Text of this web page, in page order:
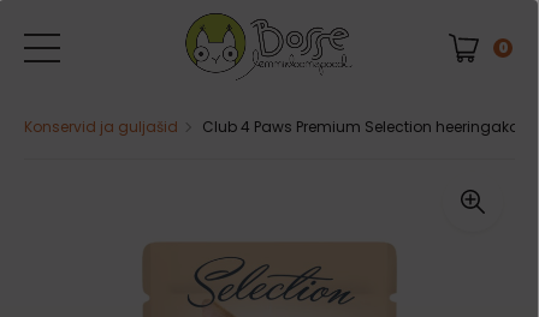
0
Konservid ja guljašid Club 4 Paws Premium Selection